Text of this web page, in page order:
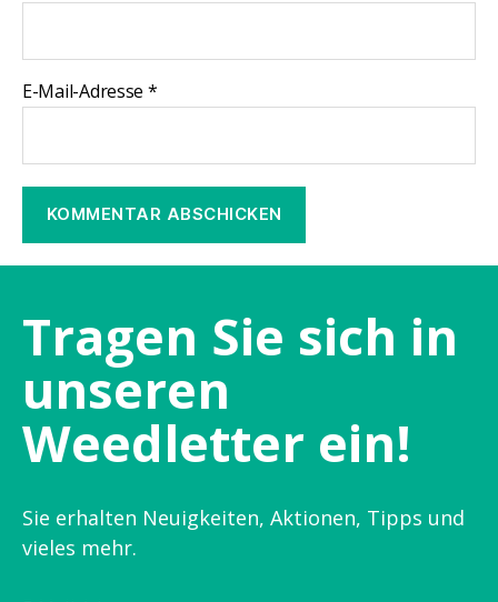
E-Mail-Adresse *
Tragen Sie sich in
unseren
Weedletter ein!
Sie erhalten Neuigkeiten, Aktionen, Tipps und
vieles mehr.